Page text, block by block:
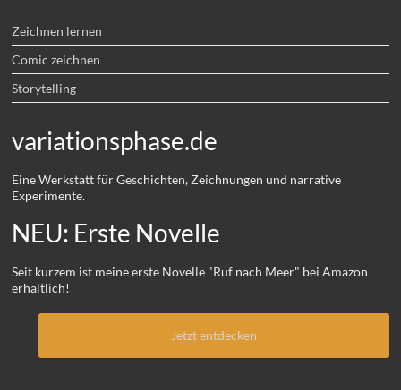
Zeichnen lernen
Comic zeichnen
Storytelling
variationsphase.de
Eine Werkstatt für Geschichten, Zeichnungen und narrative
Experimente.
NEU: Erste Novelle
Seit kurzem ist meine erste Novelle "Ruf nach Meer" bei Amazon
erhältlich!
Jetzt entdecken